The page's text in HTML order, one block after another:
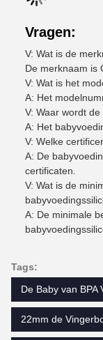
Vragen:
V: Wat is de
De merknaam is
V: Wat is het
A: Het
V: Waar wordt
A: Het
V: Welke
A: De
certificaten.
V: Wat is de
A: De minimale
Tags:
De Baby van BPA
22mm de